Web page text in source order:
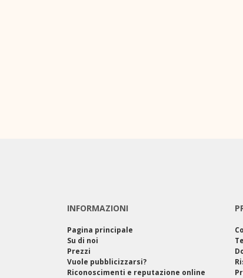
INFORMAZIONI
Pagina principale
Su di noi
Prezzi
Vuole pubblicizzarsi?
Riconoscimenti e reputazione online